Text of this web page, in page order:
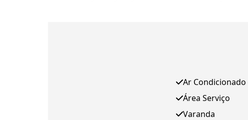
Ar Condicionado
Área Serviço
Varanda